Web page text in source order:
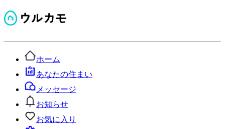
ホーム
あなたの住まい
メッセージ
お知らせ
お気に入り